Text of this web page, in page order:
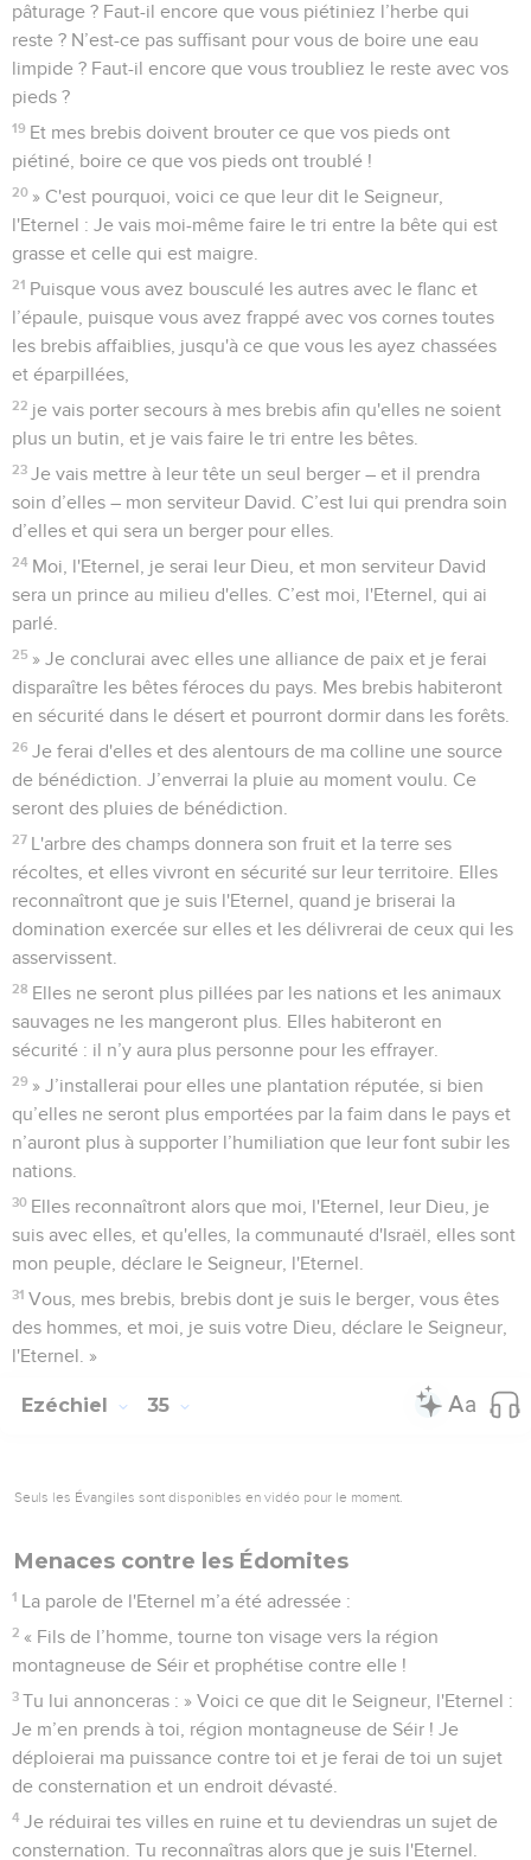
pâturage ? Faut-il encore que vous piétiniez l’herbe qui
reste ? N’est-ce pas suffisant pour vous de boire une eau
limpide ? Faut-il encore que vous troubliez le reste avec vos
pieds ?
19 Et mes brebis doivent brouter ce que vos pieds ont
piétiné, boire ce que vos pieds ont troublé !
20 » C'est pourquoi, voici ce que leur dit le Seigneur,
l'Eternel : Je vais moi-même faire le tri entre la bête qui est
grasse et celle qui est maigre.
21 Puisque vous avez bousculé les autres avec le flanc et
l’épaule, puisque vous avez frappé avec vos cornes toutes
les brebis affaiblies, jusqu'à ce que vous les ayez chassées
et éparpillées,
22 je vais porter secours à mes brebis afin qu'elles ne soient
plus un butin, et je vais faire le tri entre les bêtes.
23 Je vais mettre à leur tête un seul berger – et il prendra
soin d’elles – mon serviteur David. C’est lui qui prendra soin
d’elles et qui sera un berger pour elles.
24 Moi, l'Eternel, je serai leur Dieu, et mon serviteur David
sera un prince au milieu d'elles. C’est moi, l'Eternel, qui ai
parlé.
25 » Je conclurai avec elles une alliance de paix et je ferai
disparaître les bêtes féroces du pays. Mes brebis habiteront
en sécurité dans le désert et pourront dormir dans les forêts.
26 Je ferai d'elles et des alentours de ma colline une source
de bénédiction. J’enverrai la pluie au moment voulu. Ce
seront des pluies de bénédiction.
27 L'arbre des champs donnera son fruit et la terre ses
récoltes, et elles vivront en sécurité sur leur territoire. Elles
reconnaîtront que je suis l'Eternel, quand je briserai la
domination exercée sur elles et les délivrerai de ceux qui les
asservissent.
28 Elles ne seront plus pillées par les nations et les animaux
sauvages ne les mangeront plus. Elles habiteront en
sécurité : il n’y aura plus personne pour les effrayer.
29 » J’installerai pour elles une plantation réputée, si bien
qu’elles ne seront plus emportées par la faim dans le pays et
n’auront plus à supporter l’humiliation que leur font subir les
nations.
30 Elles reconnaîtront alors que moi, l'Eternel, leur Dieu, je
suis avec elles, et qu'elles, la communauté d'Israël, elles sont
mon peuple, déclare le Seigneur, l'Eternel.
31 Vous, mes brebis, brebis dont je suis le berger, vous êtes
des hommes, et moi, je suis votre Dieu, déclare le Seigneur,
l'Eternel. »
Ezéchiel 35
Seuls les Évangiles sont disponibles en vidéo pour le moment.
Menaces contre les Édomites
1 La parole de l'Eternel m’a été adressée :
2 « Fils de l’homme, tourne ton visage vers la région
montagneuse de Séir et prophétise contre elle !
3 Tu lui annonceras : » Voici ce que dit le Seigneur, l'Eternel :
Je m’en prends à toi, région montagneuse de Séir ! Je
déploierai ma puissance contre toi et je ferai de toi un sujet
de consternation et un endroit dévasté.
4 Je réduirai tes villes en ruine et tu deviendras un sujet de
consternation. Tu reconnaîtras alors que je suis l'Eternel.